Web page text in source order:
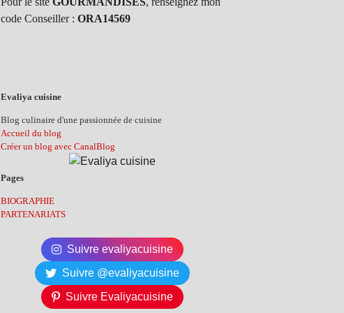
code Conseiller : ORA14569
Evaliya cuisine
Blog culinaire d'une passionnée de cuisine
Accueil du blog
Créer un blog avec CanalBlog
Pages
BIOGRAPHIE
PARTENARIATS
Suivre evaliyacuisine
Suivre @evaliyacuisine
Suivre Evaliyacuisine